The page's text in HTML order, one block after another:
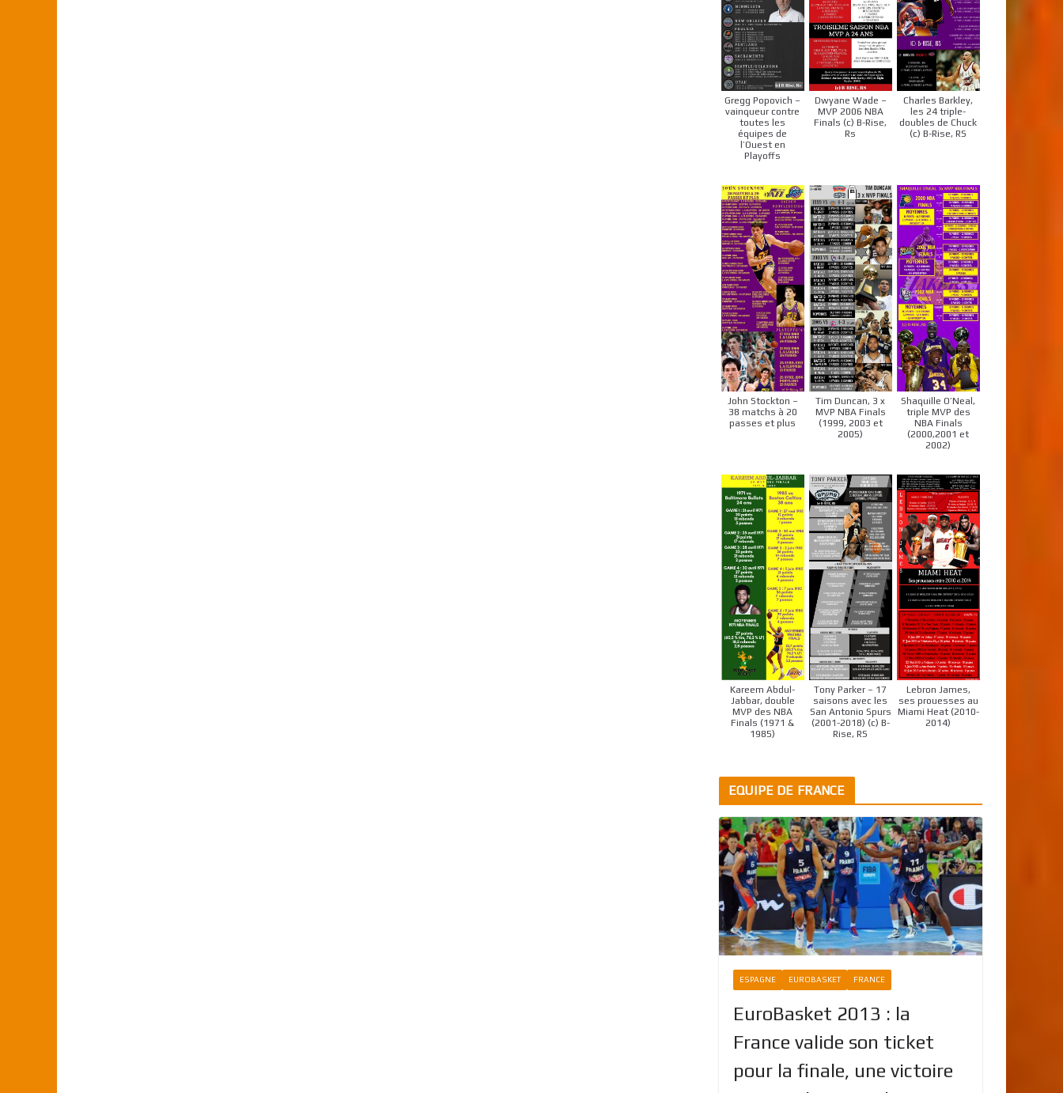
Gregg Popovich –
vainqueur contre
toutes les
équipes de
l’Ouest en
Playoffs
Dwyane Wade –
MVP 2006 NBA
Finals (c) B-Rise,
Rs
Charles Barkley,
les 24 triple-
doubles de Chuck
(c) B-Rise, RS
John Stockton –
38 matchs à 20
passes et plus
Tim Duncan, 3 x
MVP NBA Finals
(1999, 2003 et
2005)
Shaquille O’Neal,
triple MVP des
NBA Finals
(2000,2001 et
2002)
Kareem Abdul-
Jabbar, double
MVP des NBA
Finals (1971 &
1985)
Tony Parker – 17
saisons avec les
San Antonio Spurs
(2001-2018) (c) B-
Rise, RS
Lebron James,
ses prouesses au
Miami Heat (2010-
2014)
EQUIPE DE FRANCE
ESPAGNE EUROBASKET FRANCE
EuroBasket 2013 : la
France valide son ticket
pour la finale, une victoire